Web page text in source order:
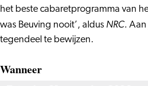
het beste cabaretprogramma van
was Beuving nooit’, aldus NRC. Aan
tegendeel te bewijzen.
Wanneer